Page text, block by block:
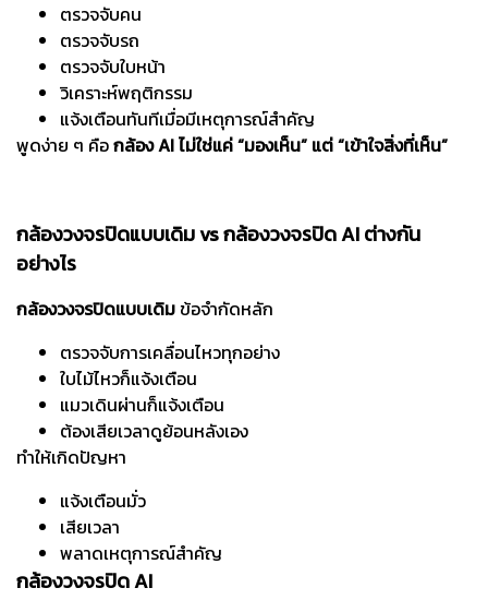
ตรวจจับคน
ตรวจจับรถ
ตรวจจับใบหน้า
วิเคราะห์พฤติกรรม
แจ้งเตือนทันทีเมื่อมีเหตุการณ์สำคัญ
พูดง่าย ๆ คือกล้อง AI ไม่ใช่แค่ “มองเห็น” แต่ “เข้าใจสิ่งที่เห็น”
กล้องวงจรปิดแบบเดิม vs กล้องวงจรปิด AI ต่างกัน
อย่างไร
กล้องวงจรปิดแบบเดิมข้อจำกัดหลัก
ตรวจจับการเคลื่อนไหวทุกอย่าง
ใบไม้ไหวก็แจ้งเตือน
แมวเดินผ่านก็แจ้งเตือน
ต้องเสียเวลาดูย้อนหลังเอง
ทำให้เกิดปัญหา
แจ้งเตือนมั่ว
เสียเวลา
พลาดเหตุการณ์สำคัญ
กล้องวงจรปิด AI